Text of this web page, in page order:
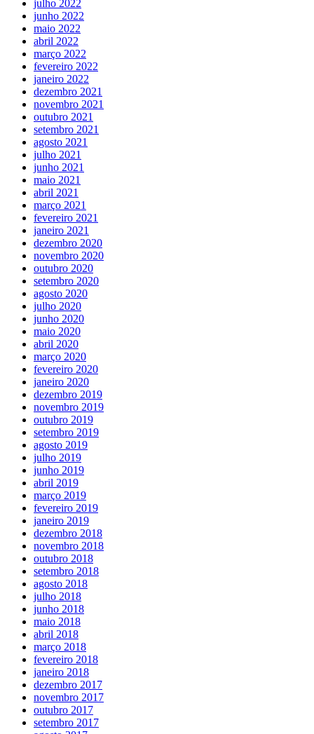
julho 2022
junho 2022
maio 2022
abril 2022
março 2022
fevereiro 2022
janeiro 2022
dezembro 2021
novembro 2021
outubro 2021
setembro 2021
agosto 2021
julho 2021
junho 2021
maio 2021
abril 2021
março 2021
fevereiro 2021
janeiro 2021
dezembro 2020
novembro 2020
outubro 2020
setembro 2020
agosto 2020
julho 2020
junho 2020
maio 2020
abril 2020
março 2020
fevereiro 2020
janeiro 2020
dezembro 2019
novembro 2019
outubro 2019
setembro 2019
agosto 2019
julho 2019
junho 2019
abril 2019
março 2019
fevereiro 2019
janeiro 2019
dezembro 2018
novembro 2018
outubro 2018
setembro 2018
agosto 2018
julho 2018
junho 2018
maio 2018
abril 2018
março 2018
fevereiro 2018
janeiro 2018
dezembro 2017
novembro 2017
outubro 2017
setembro 2017